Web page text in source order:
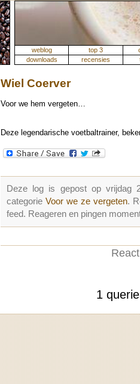
weblog top 3
downloads
recensies
Wiel Coerver
Voor we hem vergeten…
Deze legendarische voetbaltrainer,
Deze log is gepost op vrijdag
categorieVoor we ze vergeten.
feed. Reageren en pingen
1